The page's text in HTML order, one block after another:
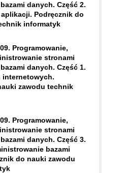
danych. Część 2.
Podręcznik do
informatyk
Programowanie,
stronami
danych. Część 1.
internetowych.
zawodu technik
Programowanie,
stronami
danych. Część 3.
bazami
do nauki zawodu